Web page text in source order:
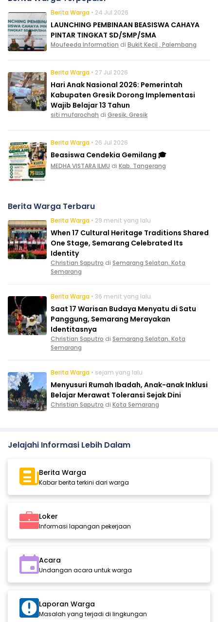
Berita Warga • 24 Jul 2026
LAUNCHING PEMBINAAN BEASISWA CAHAYA
PINTAR TINGKAT SD/SMP/SMA
Moufeeda Information di Bukit Kecil , Palembang
Berita Warga • 27 Jul 2026
Hari Anak Nasional 2026: Pemerintah
Kabupaten Gresik Dorong Implementasi
Wajib Belajar 13 Tahun
siti mufarochah di Gresik, Gresik
Berita Warga • 26 Jul 2026
Beasiswa Cendekia Gemilang 🎓
MEDHA VISTARA ILMU di Kab. Tangerang
Berita Warga Terbaru
Berita Warga • 29 menit yang lalu
When 17 Cultural Heritage Traditions Shared
One Stage, Semarang Celebrated Its
Identity
Christian Saputro di Semarang Selatan, Kota
Semarang
Berita Warga • 36 menit yang lalu
Saat 17 Warisan Budaya Menyatu di Satu
Panggung, Semarang Merayakan
Identitasnya
Christian Saputro di Semarang Selatan, Kota
Semarang
Berita Warga • sejam yang lalu
Menyusuri Rumah Ibadah, Anak-anak Inklusi
Belajar Merawat Toleransi Sejak Dini
Christian Saputro di Kota Semarang
Jelajahi Informasi Lebih Dalam
Berita Warga
Kabar berita terkini dari warga
Loker
Informasi lapangan pekerjaan
Acara
Undangan acara untuk warga
Laporan Warga
Masalah yang terjadi di lingkungan